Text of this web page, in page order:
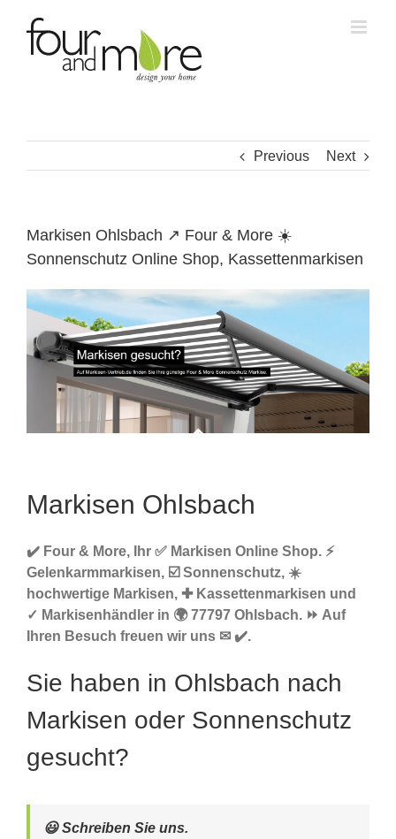
content
Previous Next
Markisen Ohlsbach ↗️ Four & More ☀️
Sonnenschutz Online Shop, Kassettenmarkisen
Markisen Ohlsbach
✔️ Four & More, Ihr ✅ Markisen Online Shop. ⚡
Gelenkarmmarkisen, ☑️ Sonnenschutz, ☀️
hochwertige Markisen, ✚ Kassettenmarkisen und
✓ Markisenhändler in 🌍 77797 Ohlsbach. ⏩ Auf
Ihren Besuch freuen wir uns ✉ ✔️.
Sie haben in Ohlsbach nach
Markisen oder Sonnenschutz
gesucht?
😃 Schreiben Sie uns.